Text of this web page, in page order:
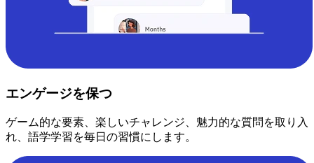
エンゲージを保つ
ゲーム的な要素、楽しいチャレンジ、魅力的な質問を取り入
れ、語学学習を毎日の習慣にします。